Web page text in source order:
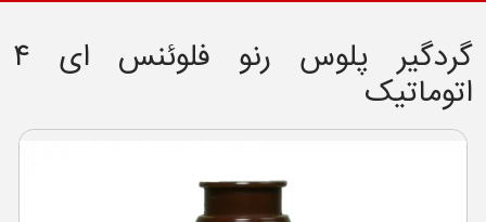
گردگیر پلوس رنو فلوئنس ای ۴
اتوماتیک